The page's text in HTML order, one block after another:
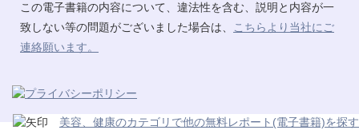
この電子書籍の内容について、違法性を含む、説明と内容が一
致しない等の問題がございました場合は、
こちらより当社にご
連絡願います。
美容、健康のカテゴリで他の無料レポート(電子書籍)を探す